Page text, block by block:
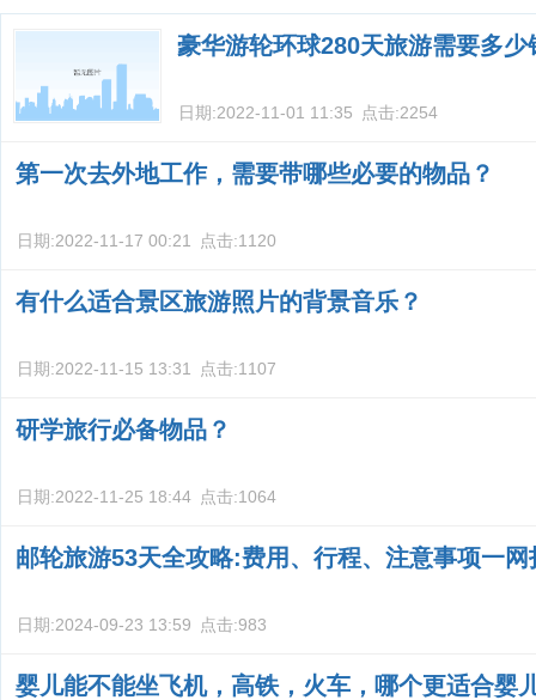
国”指的是哪
豪华游轮环球280天旅游需要多少
日期:2022-11-01 11:35 点击:2254
第一次去外地工作，需要带哪些必要的物品？
日期:2022-11-17 00:21 点击:1120
有什么适合景区旅游照片的背景音乐？
日期:2022-11-15 13:31 点击:1107
研学旅行必备物品？
日期:2022-11-25 18:44 点击:1064
邮轮旅游53天全攻略:费用、行程、注意事项一网
日期:2024-09-23 13:59 点击:983
婴儿能不能坐飞机，高铁，火车，哪个更适合婴